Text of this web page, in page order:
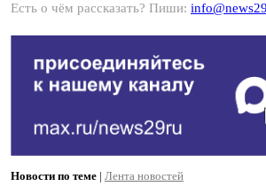
Есть о чём рассказать? Пиши:
Новости по теме | Лента новостей